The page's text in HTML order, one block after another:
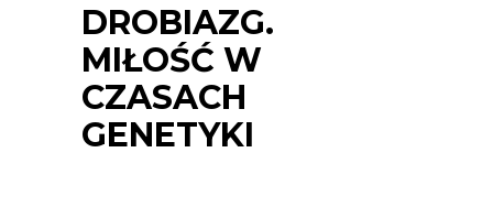
DROBIAZG.
MIŁOŚĆ W
CZASACH
GENETYKI